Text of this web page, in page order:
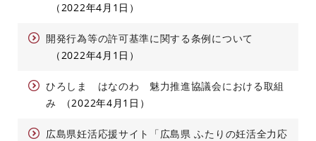
2022年4月1日
開発行為等の許可基準に関する条例について
2022年4月1日
ひろしま はなのわ 魅力推進協議会における取組
み
2022年4月1日
広島県妊活応援サイト「広島県 ふたりの妊活全力応